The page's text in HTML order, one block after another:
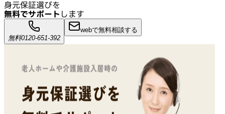
身元保証選びを
無料でサポート します
無料0120-651-392
webで無料相談する